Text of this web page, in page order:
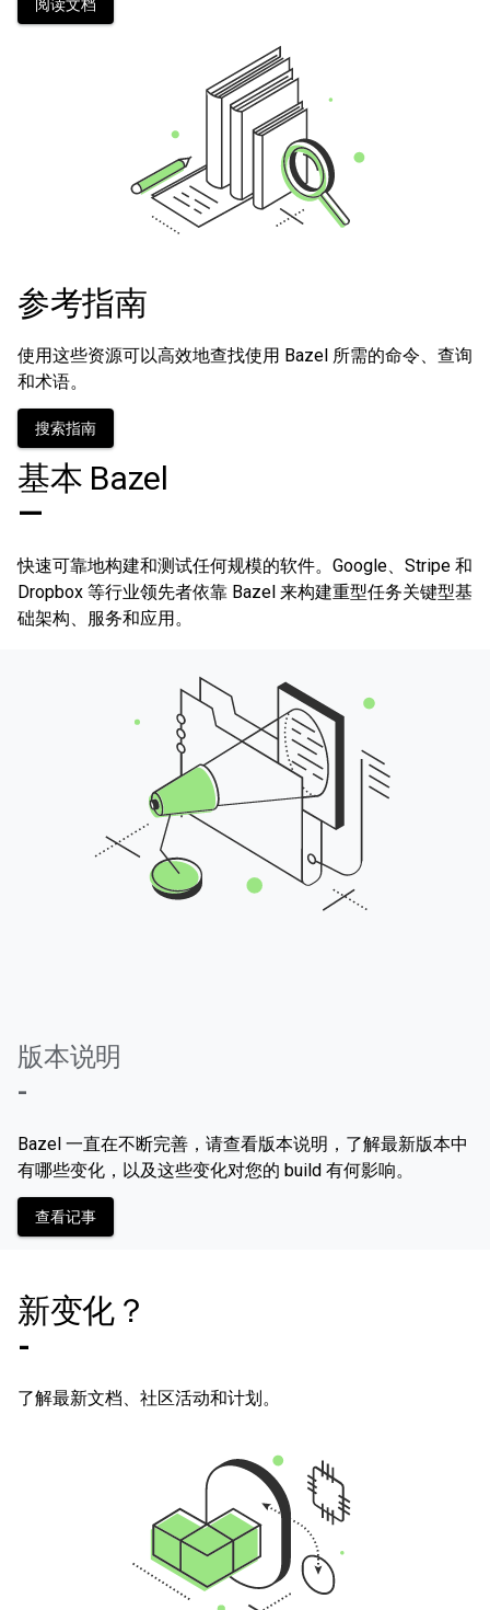
阅读文档
参考指南
使用这些资源可以高效地查找使用 Bazel 所需的命令、查询
和术语。
搜索指南
基本 Bazel
—
快速可靠地构建和测试任何规模的软件。Google、Stripe 和
Dropbox 等行业领先者依靠 Bazel 来构建重型任务关键型基
础架构、服务和应用。
版本说明
-
Bazel 一直在不断完善，请查看版本说明，了解最新版本中
有哪些变化，以及这些变化对您的 build 有何影响。
查看记事
新变化？
-
了解最新文档、社区活动和计划。